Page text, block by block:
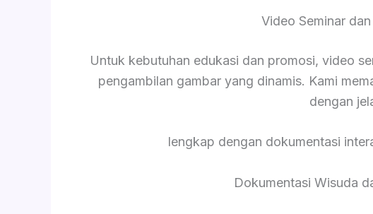
Video Seminar
Untuk kebutuhan edukasi dan promosi, video
pengambilan gambar yang dinamis. Kami
dengan
lengkap dengan dokumentasi
Dokumentasi Wisuda